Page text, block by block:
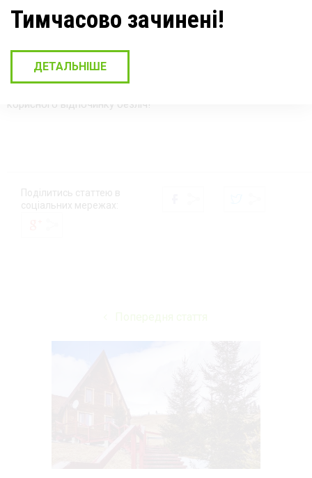
релаксу, поєднуючи активні розваги з оздоровленням.
Обов'язково порадуйте себе кінною прогулянкою,
риболовлею або ж вирушайте на виїзний пікнік у будь-яку
корисного відпочинку безліч!
Поділитись статтею в
соціальних мережах:
Тимчасово зачинені!
ДЕТАЛЬНІШЕ